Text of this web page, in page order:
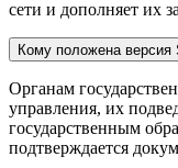
сети и дополняет их
Кому положена версия
Органам
управления, их
государственным
подтверждается